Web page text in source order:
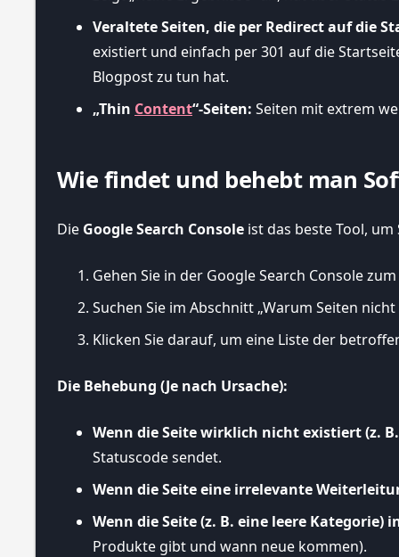
Veraltete Seiten, die per Redirect auf die
existiert und einfach per 301 auf die
Blogpost zu tun hat.
„Thin Content“-Seiten: Seiten mit extrem
Wie findet und behebt man
Die Google Search Console ist das beste Tool,
Gehen Sie in der Google Search Console
Suchen Sie im Abschnitt „Warum Seiten
Klicken Sie darauf, um eine Liste der
Die Behebung (Je nach Ursache):
Wenn die Seite wirklich nicht existiert (z.
Statuscode sendet.
Wenn die Seite eine irrelevante
Wenn die Seite (z. B. eine leere Kategorie)
Produkte gibt und wann neue kommen).